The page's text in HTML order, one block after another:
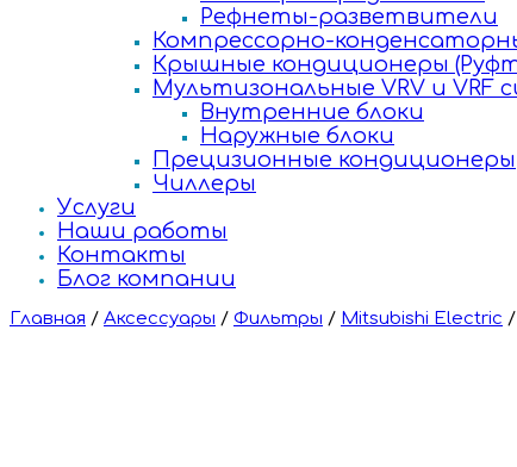
Рефнеты-разветвители
Компрессорно-
Крышные кондиционеры
Мультизональные VRV и
Внутренние блоки
Наружные блоки
Прецизионные кондиционеры
Чиллеры
Услуги
Наши работы
Контакты
Блог компании
Главная / Аксессуары / Фильтры / Mitsubishi Electric /